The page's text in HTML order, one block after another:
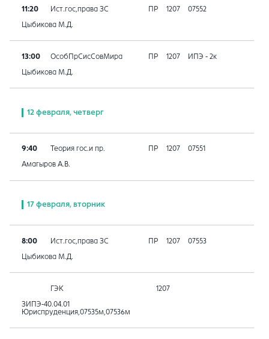
11:20 Ист.гос,права ЗС ПР 1207 07552
Цыбикова М.Д.
13:00 ОсобПрСисСовМира ПР 1207 ИПЭ - 2к
Цыбикова М.Д.
12 февраля, четверг
9:40 Теория гос.и пр. ПР 1207 07551
Амагыров А.В.
17 февраля, вторник
8:00 Ист.гос,права ЗС ПР 1207 07553
Цыбикова М.Д.
ГЭК 1207
ЗИПЭ-40.04.01
Юриспруденция,07535м,07536м